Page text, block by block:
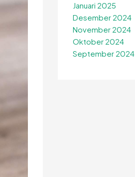
Januari 2025
Desember 2024
November 2024
Oktober 2024
September 2024